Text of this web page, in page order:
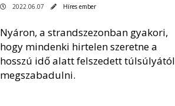
2022.06.07 Híres ember
Nyáron, a strandszezonban gyakori,
hogy mindenki hirtelen szeretne a
hosszú idő alatt felszedett túlsúlyától
megszabadulni.